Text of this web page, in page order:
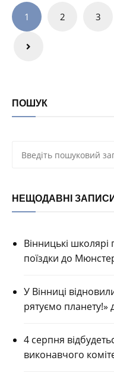
ПОШУК
НЕЩОДАВНІ
Вінницькі школярі
поїздки до
У Вінниці
рятуємо планету!»
4 серпня
виконавчого
Навігація
записів
1 2 3